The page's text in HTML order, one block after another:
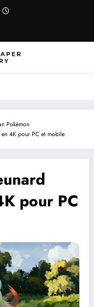
Pokémon
en 4K pour PC et mobile
pour PC